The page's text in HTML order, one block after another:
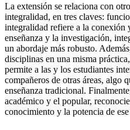
La extensión se relaciona con
integralidad, en tres claves:
integralidad refiere a la conexión
enseñanza y la investigación,
un abordaje más robusto.
disciplinas en una misma
permite a las y los estudiantes
compañeros de otras áreas, algo
enseñanza tradicional.
académico y el popular,
conocimiento y la potencia de